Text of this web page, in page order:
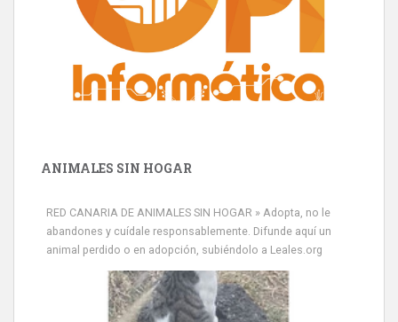
ANIMALES SIN HOGAR
RED CANARIA DE ANIMALES SIN HOGAR » Adopta, no le
abandones y cuídale responsablemente. Difunde aquí un
animal perdido o en adopción, subiéndolo a Leales.org